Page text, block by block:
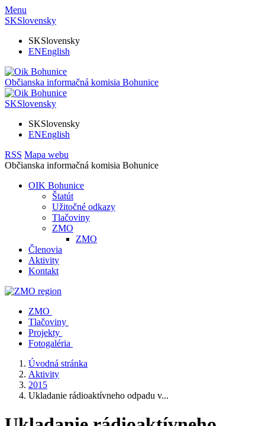
Menu
SKSlovensky
SKSlovensky
ENEnglish
Občianska informačná komisia Bohunice
SKSlovensky
SKSlovensky
ENEnglish
RSS Mapa webu
Občianska informačná komisia Bohunice
OIK Bohunice
Štatút
Užitočné odkazy
Tlačoviny
ZMO
ZMO
Členovia
Aktivity
Kontakt
ZMO
Tlačoviny
Projekty
Fotogaléria
Úvodná stránka
Aktivity
2015
Ukladanie rádioaktívneho odpadu v...